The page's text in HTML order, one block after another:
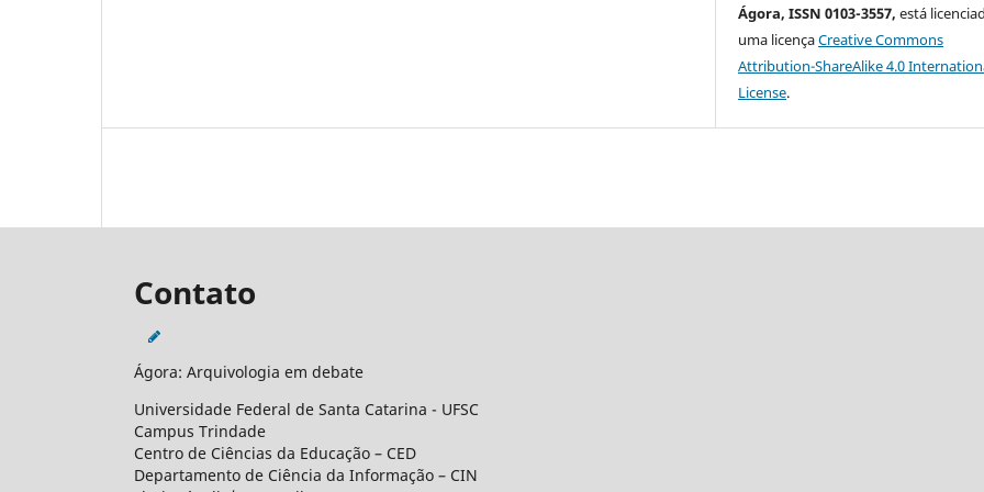
Ágora, ISSN 0103-3557, está
uma licençaCreative Commons
Attribution-ShareAlike 4.0
License.
Contato
Ágora: Arquivologia em debate
Universidade Federal de Santa Catarina - UFSC
Campus Trindade
Centro de Ciências da Educação – CED
Departamento de Ciência da Informação – CIN